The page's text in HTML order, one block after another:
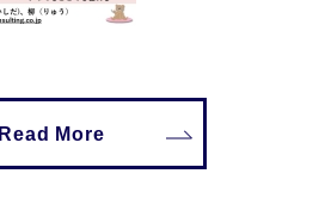
Read More